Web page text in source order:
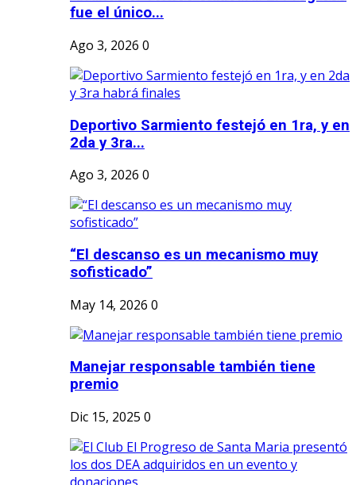
fue el único...
Ago 3, 2026 0
Deportivo Sarmiento festejó en 1ra, y en
2da y 3ra...
Ago 3, 2026 0
“El descanso es un mecanismo muy
sofisticado”
May 14, 2026 0
Manejar responsable también tiene
premio
Dic 15, 2025 0